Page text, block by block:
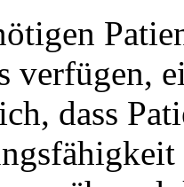
verfügen,
dass